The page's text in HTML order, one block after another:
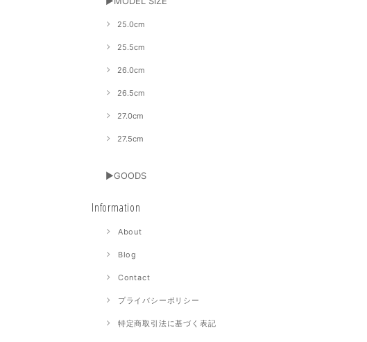
25.0cm
25.5cm
26.0cm
26.5cm
27.0cm
27.5cm
▶GOODS
Information
About
Blog
Contact
プライバシーポリシー
特定商取引法に基づく表記